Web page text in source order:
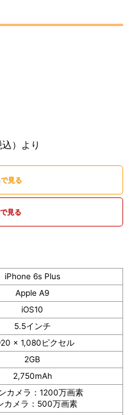
）より
見る
見る
iPhone 6s Plus
Apple A9
iOS10
5.5インチ
x 1,080ピクセル
2GB
2,750mAh
カメラ：1200万画素
カメラ：500万画素